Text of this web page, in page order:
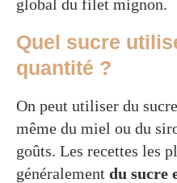
global du filet mignon.
Quel sucre
quantité ?
On peut utiliser du
même du miel ou du
goûts. Les recettes les
généralement du sucre